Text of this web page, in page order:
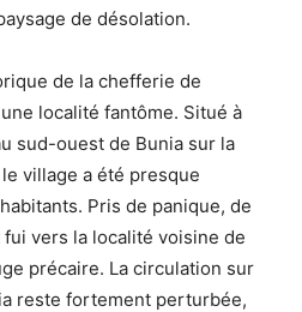
de désolation.
de la chefferie de
localité fantôme. Situé à
sud-ouest de Bunia sur la
village a été presque
Pris de panique, de
vers la localité voisine de
précaire. La circulation sur
reste fortement perturbée,